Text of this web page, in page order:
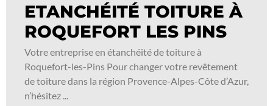
ETANCHÉITÉ TOITURE À
ROQUEFORT LES PINS
Votre entreprise en étanchéité de toiture à
Roquefort-les-Pins Pour changer votre revêtement
de toiture dans la région Provence-Alpes-Côte d’Azur,
n’hésitez ...